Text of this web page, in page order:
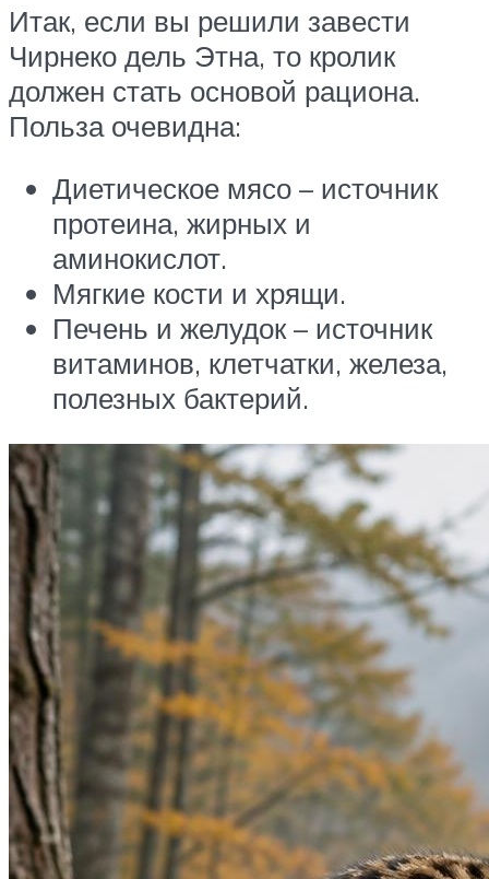
Итак, если вы решили завести
Чирнеко дель Этна, то кролик
должен стать основой рациона.
Польза очевидна:
Диетическое мясо – источник
протеина, жирных и
аминокислот.
Мягкие кости и хрящи.
Печень и желудок – источник
витаминов, клетчатки, железа,
полезных бактерий.